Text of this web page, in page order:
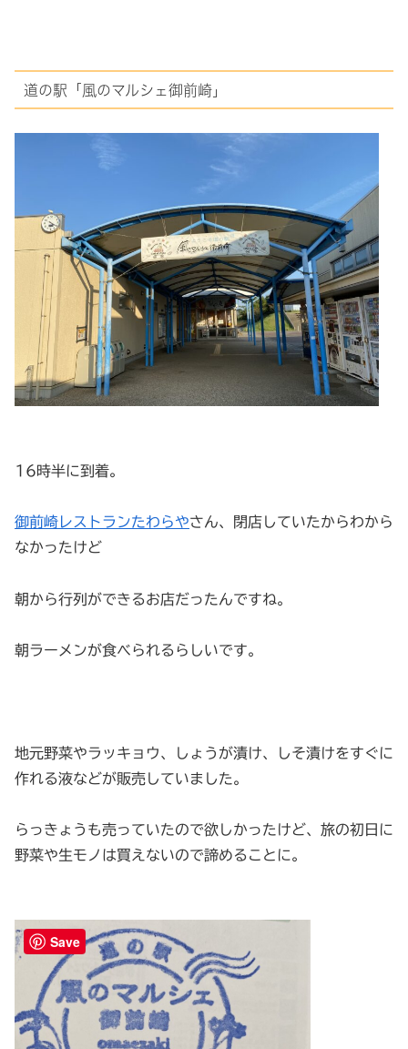
道の駅「風のマルシェ御前崎」
16時半に到着。
御前崎レストランたわらやさん、閉店していたからわから
なかったけど
朝から行列ができるお店だったんですね。
朝ラーメンが食べられるらしいです。
地元野菜やラッキョウ、しょうが漬け、しそ漬けをすぐに
作れる液などが販売していました。
らっきょうも売っていたので欲しかったけど、旅の初日に
野菜や生モノは買えないので諦めることに。
Save